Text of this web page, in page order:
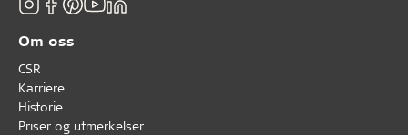
Om oss
CSR
Karriere
Historie
Priser og utmerkelser